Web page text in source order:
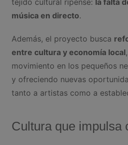
tejido cultural ripense: la falta
música en directo.
Además, el proyecto busca
entre cultura y economía local
movimiento en los pequeños
y ofreciendo nuevas
tanto a artistas como a
Cultura que impulsa